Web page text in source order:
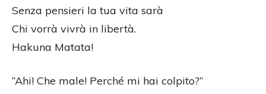
Senza pensieri la tua vita sarà
Chi vorrà vivrà in libertà.
Hakuna Matata!
“Ahi! Che male! Perché mi hai colpito?”